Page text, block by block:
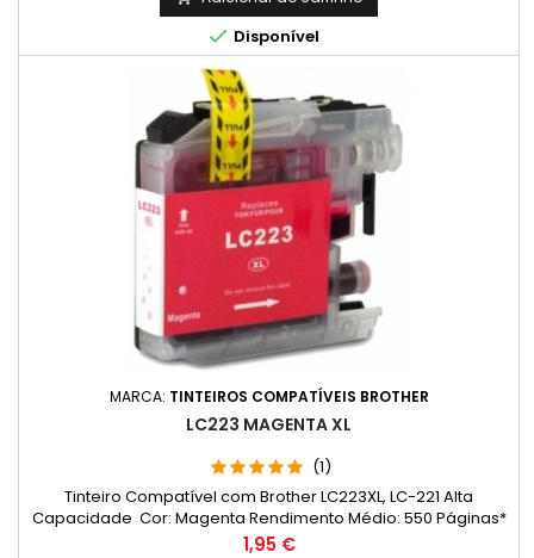
 Disponível
MARCA: TINTEIROS COMPATÍVEIS BROTHER
LC223 MAGENTA XL
(1)
Tinteiro Compatível com Brother LC223XL, LC-221 Alta
Capacidade Cor: Magenta Rendimento Médio: 550 Páginas*
Preço
1,95 €